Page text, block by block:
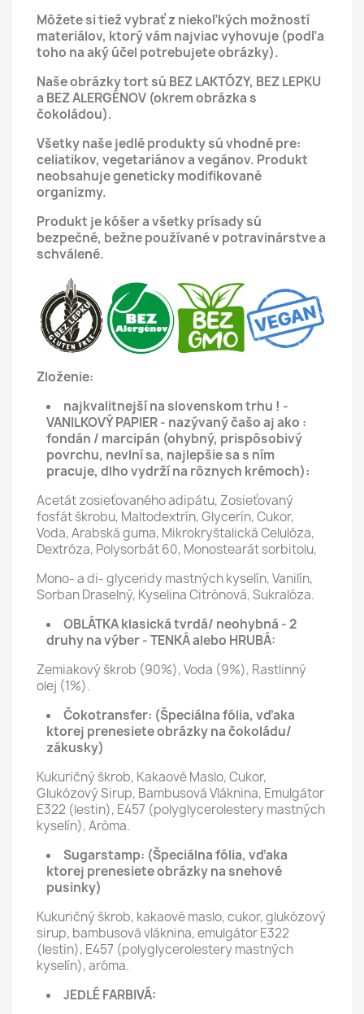
Môžete si tiež vybrať z niekoľkých možností
materiálov, ktorý vám najviac vyhovuje (podľa
toho na aký účel potrebujete obrázky).
Naše obrázky tort sú BEZ LAKTÓZY, BEZ LEPKU
a BEZ ALERGÉNOV (okrem obrázka s
čokoládou).
Všetky naše jedlé produkty sú vhodné pre:
celiatikov, vegetariánov a vegánov. Produkt
neobsahuje geneticky modifikované
organizmy.
Produkt je kóšer a všetky prísady sú
bezpečné, bežne používané v potravinárstve a
schválené.
Zloženie:
najkvalitnejší na slovenskom trhu ! -
VANILKOVÝ PAPIER - nazývaný čašo aj ako :
fondán / marcipán (ohybný, prispôsobivý
povrchu, nevlní sa, najlepšie sa s ním
pracuje, dlho vydrží na rôznych krémoch):
Acetát zosieťovaného adipátu, Zosieťovaný
fosfát škrobu, Maltodextrín, Glycerín, Cukor,
Voda, Arabská guma, Mikrokryštalická Celulóza,
Dextróza, Polysorbát 60, Monostearát sorbitolu,
Mono- a di- glyceridy mastných kyselín, Vanilín,
Sorban Draselný, Kyselina Citrónová, Sukralóza.
OBLÁTKA klasická tvrdá/ neohybná - 2
druhy na výber - TENKÁ alebo HRUBÁ:
Zemiakový škrob (90%), Voda (9%), Rastlinný
olej (1%).
Čokotransfer: (Špeciálna fólia, vďaka
ktorej prenesiete obrázky na čokoládu/
zákusky)
Kukuričný škrob, Kakaové Maslo, Cukor,
Glukózový Sirup, Bambusová Vláknina, Emulgátor
E322 (lestin), E457 (polyglycerolestery mastných
kyselín), Aróma.
Sugarstamp: (Špeciálna fólia, vďaka
ktorej prenesiete obrázky na snehové
pusinky)
Kukuričný škrob, kakaové maslo, cukor, glukózový
sirup, bambusová vláknina, emulgátor E322
(lestin), E457 (polyglycerolestery mastných
kyselín), aróma.
JEDLÉ FARBIVÁ: